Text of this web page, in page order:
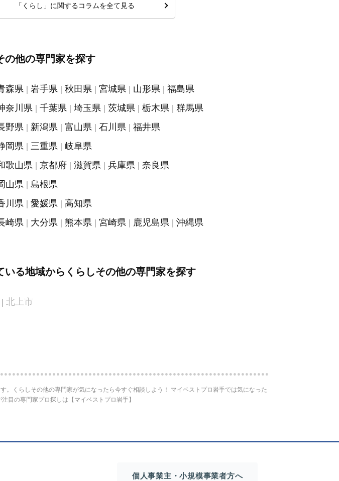
「くらし」に関するコラムを全て見る
の他の専門家を探す
森県 岩手県 秋田県 宮城県 山形県
福島県
奈川県 千葉県 埼玉県 茨城県 栃木県
群馬県
野県 新潟県 富山県 石川県
福井県
岡県 三重県
岐阜県
歌山県 京都府 滋賀県 兵庫県
奈良県
山県
島根県
川県 愛媛県
高知県
崎県 大分県 熊本県 宮崎県 鹿児島県 沖縄県
いる地域からくらしその他の専門家を探す
北上市
くらしその他の専門家が気になったら今すぐ相談しよう！ マイベストプロ岩手では気になった
目の専門家プロ探しは【マイベストプロ岩手】
個人事業主・小規模事業者方へ